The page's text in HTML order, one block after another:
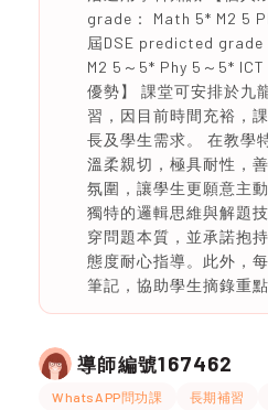
grade： Math 5* M2 5
屆DSE predicted
M2 5～5* Phy 5～5*
優勢】 課堂可安排於九
習，因目前時間充裕，
長及學生需求。 在教學
溫柔親切，極具耐性，
氛圍，讓學生更願意主
獨特的邏輯思維與解題
穿問題本質，並承諾抱
態度耐心指導。此外，
筆記，協助學生摘錄重
導師編號167462
WhatsAPP問功課 長期補習